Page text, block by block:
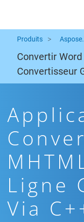
Produits
Convertir Word
Convertisseur
Ligne
Via